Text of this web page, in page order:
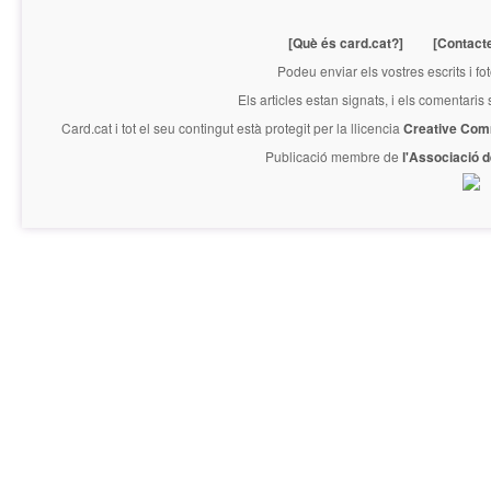
[Què és card.cat?]
Podeu enviar els vostres escrits i
Els articles estan signats, i els
Card.cati tot el seu contingut està protegit per la llicencia Creative
Publicació membre de l'Associació